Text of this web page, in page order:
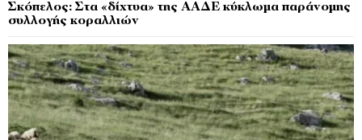
Σκόπελος: Στα «δίχτυα» της ΑΑΔΕ κύκλωμα παράνομης
συλλογής κοραλλιών